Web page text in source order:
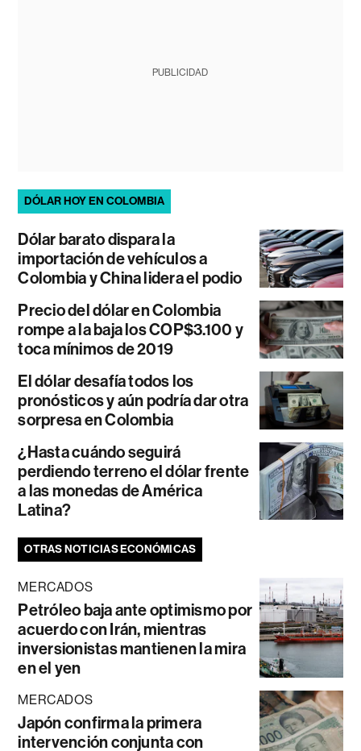
PUBLICIDAD
DÓLAR HOY EN COLOMBIA
Dólar barato dispara la
importación de vehículos a
Colombia y China lidera el podio
Precio del dólar en Colombia
rompe a la baja los COP$3.100 y
toca mínimos de 2019
El dólar desafía todos los
pronósticos y aún podría dar otra
sorpresa en Colombia
¿Hasta cuándo seguirá
perdiendo terreno el dólar frente
a las monedas de América
Latina?
OTRAS NOTICIAS ECONÓMICAS
MERCADOS
Petróleo baja ante optimismo por
acuerdo con Irán, mientras
inversionistas mantienen la mira
en el yen
MERCADOS
Japón confirma la primera
intervención conjunta con